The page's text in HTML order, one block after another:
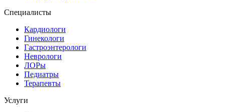
Специалисты
Кардиологи
Гинекологи
Гастроэнтерологи
Неврологи
ЛОРы
Педиатры
Терапевты
Услуги